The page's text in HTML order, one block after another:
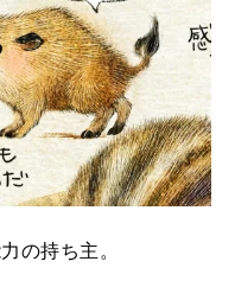
の持ち主。